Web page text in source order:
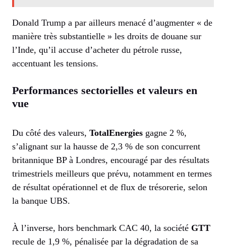
Donald Trump a par ailleurs menacé d’augmenter « de
manière très substantielle » les droits de douane sur
l’Inde, qu’il accuse d’acheter du pétrole russe,
accentuant les tensions.
Performances sectorielles et valeurs en
vue
Du côté des valeurs, TotalEnergies gagne 2 %,
s’alignant sur la hausse de 2,3 % de son concurrent
britannique BP à Londres, encouragé par des résultats
trimestriels meilleurs que prévu, notamment en termes
de résultat opérationnel et de flux de trésorerie, selon
la banque UBS.
À l’inverse, hors benchmark CAC 40, la société GTT
recule de 1,9 %, pénalisée par la dégradation de sa